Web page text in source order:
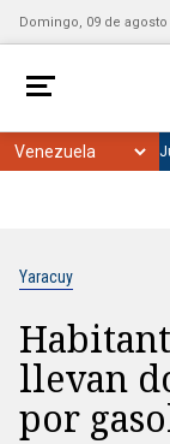
Domingo, 09 de agosto
Yaracuy
llevan
por